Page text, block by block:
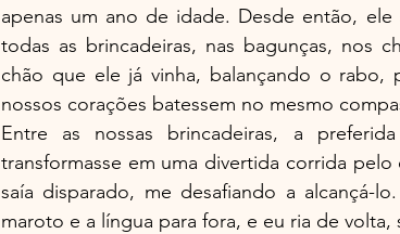
apenas um ano de idade. Desde então,
todas as brincadeiras, nas bagunças, nos
chão que ele já vinha, balançando o rabo,
nossos corações batessem no mesmo
Entre as nossas brincadeiras, a
transformasse em uma divertida corrida
saía disparado, me desafiando a alcançá-
maroto e a língua para fora, e eu ria de